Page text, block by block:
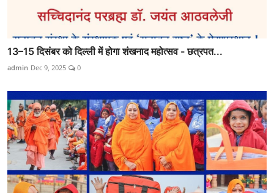
13–15 दिसंबर को दिल्ली में होगा शंखनाद महोत्सव - छत्रपत...
admin Dec 9, 2025 0